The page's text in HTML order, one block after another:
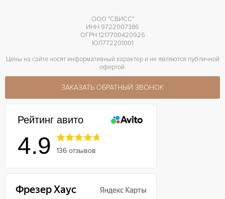
ООО "СВИСС"
ИНН 9722007386
ОГРН 1217700420926
ЮЛ772201001
Цены на сайте носят информативный характер и не являются публичной
офертой.
ЗАКАЗАТЬ ОБРАТНЫЙ ЗВОНОК
Рейтинг авито
4.9 136 отзывов